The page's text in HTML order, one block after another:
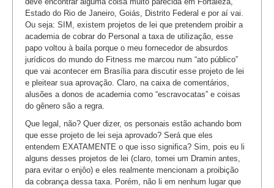
Estado do Rio de Janeiro, Goiás, Distrito Federal e por aí vai.
Ou seja: SIM, existem projetos de lei que pretendem proibir a
academia de cobrar do Personal a taxa de utilização, esse
papo voltou à baila porque o meu fornecedor de absurdos
jurídicos do mundo do Fitness me marcou num “ato público”
que vai acontecer em Brasília para discutir esse projeto de lei
e pleitear sua aprovação. Claro, na caixa de comentários,
alusões a donos de academia como “escravocatas” e coisas
do gênero são a regra.
Que legal, não? Quer dizer, os personais estão achando bom
que esse projeto de lei seja aprovado? Será que eles
entendem EXATAMENTE o que isso significa? Sim, pois eu li
alguns desses projetos de lei (claro, tomei um Dramin antes,
para evitar o enjôo) e eles realmente mencionam a proibição
da cobrança dessa taxa. Porém, não li em nenhum lugar que